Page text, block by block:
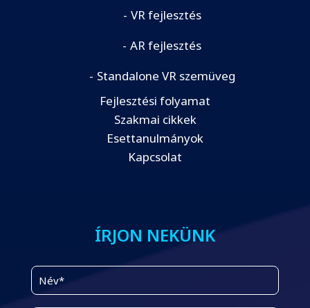
VR fejlesztés
AR fejlesztés
Standalone VR szemüveg
Fejlesztési folyamat
Szakmai cikkek
Esettanulmányok
Kapcsolat
ÍRJON NEKÜNK